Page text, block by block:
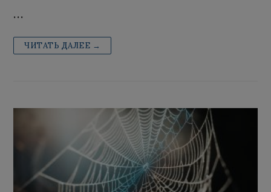
…
ЧИТАТЬ ДАЛЕЕ →